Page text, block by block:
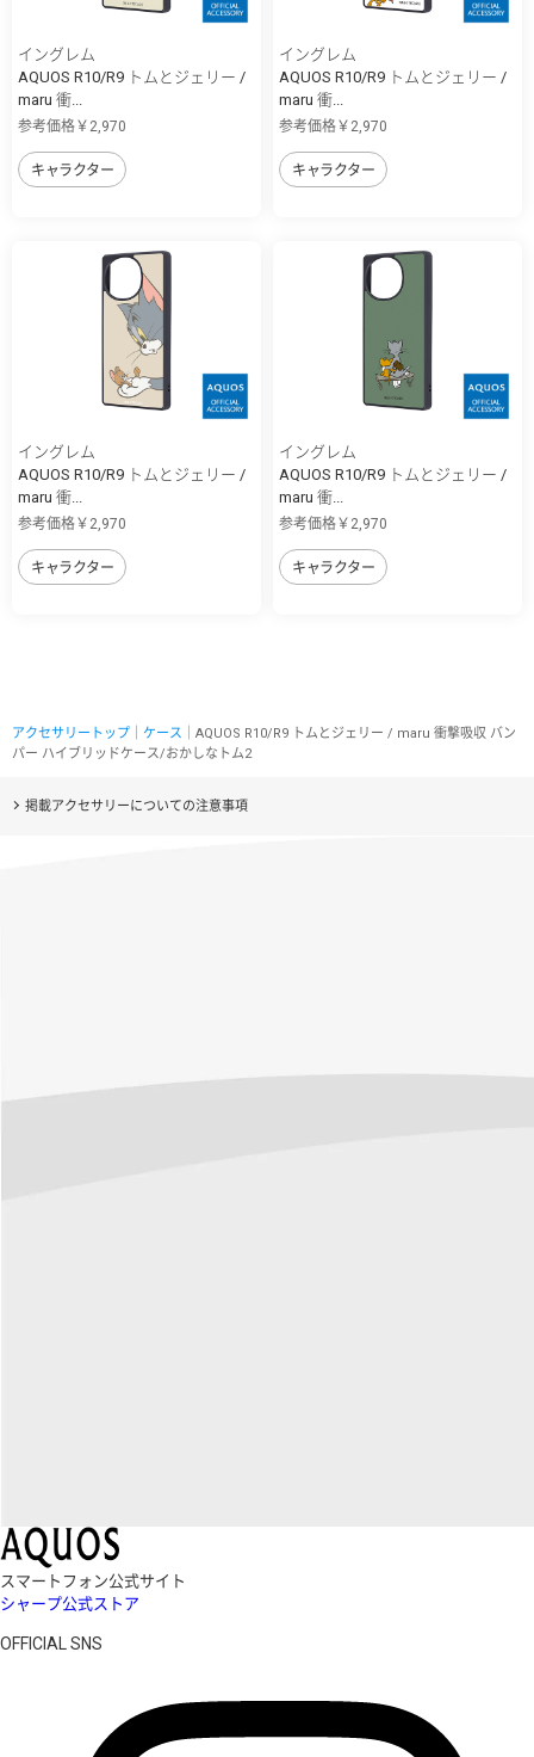
イングレム
AQUOS R10/R9 トムとジェリー /
maru 衝...
参考価格￥2,970
キャラクター
イングレム
AQUOS R10/R9 トムとジェリー /
maru 衝...
参考価格￥2,970
キャラクター
イングレム
AQUOS R10/R9 トムとジェリー /
maru 衝...
参考価格￥2,970
キャラクター
イングレム
AQUOS R10/R9 トムとジェリー /
maru 衝...
参考価格￥2,970
キャラクター
アクセサリートップ ケース ｜AQUOS R10/R9 トムとジェリー / maru 衝撃吸収 バン
パー ハイブリッドケース/おかしなトム2
掲載アクセサリーについての注意事項
スマートフォン公式サイト
シャープ公式ストア
OFFICIAL SNS